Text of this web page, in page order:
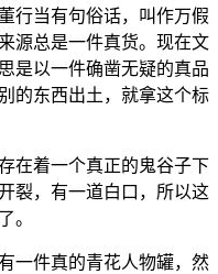
行当有句俗话，叫作万假
源总是一件真货。现在文
是以一件确凿无疑的真品
的东西出土，就拿这个标
在着一个真正的鬼谷子下
裂，有一道白口，所以这
。
一件真的青花人物罐，然